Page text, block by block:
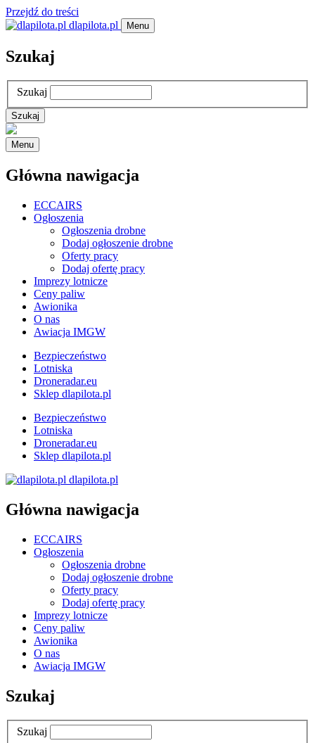
Przejdź do treści
dlapilota.pl
Menu
Szukaj
Szukaj
Menu
Główna nawigacja
ECCAIRS
Ogłoszenia
Ogłoszenia drobne
Dodaj ogłoszenie drobne
Oferty pracy
Dodaj ofertę pracy
Imprezy lotnicze
Ceny paliw
Awionika
O nas
Awiacja IMGW
Bezpieczeństwo
Lotniska
Droneradar.eu
Sklep dlapilota.pl
Bezpieczeństwo
Lotniska
Droneradar.eu
Sklep dlapilota.pl
dlapilota.pl
Główna nawigacja
ECCAIRS
Ogłoszenia
Ogłoszenia drobne
Dodaj ogłoszenie drobne
Oferty pracy
Dodaj ofertę pracy
Imprezy lotnicze
Ceny paliw
Awionika
O nas
Awiacja IMGW
Szukaj
Szukaj